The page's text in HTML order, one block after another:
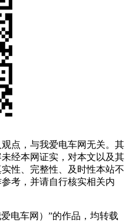
点，与我爱电车网无关。其
经本网证实，对本文以及其
性、完整性、及时性本站不
考，并请自行核实相关内
电车网）”的作品，均转载